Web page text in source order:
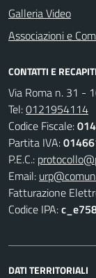
Galleria Video
Associazioni e
CONTATTI E RECAPITI
Via Roma n. 31 -
Tel:0121954114
Codice Fiscale:
Partita IVA:
P.E.C.:
Email:
Fatturazione
Codice IPA:
DATI TERRITORIALI